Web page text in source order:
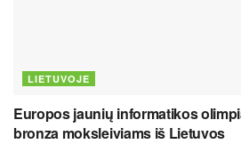
LIETUVOJE
Europos jaunių informatikos
bronza moksleiviams iš Lietuvos